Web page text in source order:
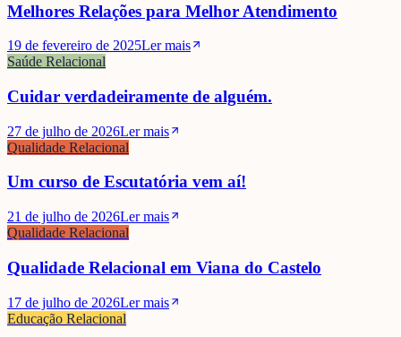
Melhores Relações para Melhor Atendimento
19 de fevereiro de 2025Ler mais
Saúde Relacional
Cuidar verdadeiramente de alguém.
27 de julho de 2026Ler mais
Qualidade Relacional
Um curso de Escutatória vem aí!
21 de julho de 2026Ler mais
Qualidade Relacional
Qualidade Relacional em Viana do Castelo
17 de julho de 2026Ler mais
Educação Relacional